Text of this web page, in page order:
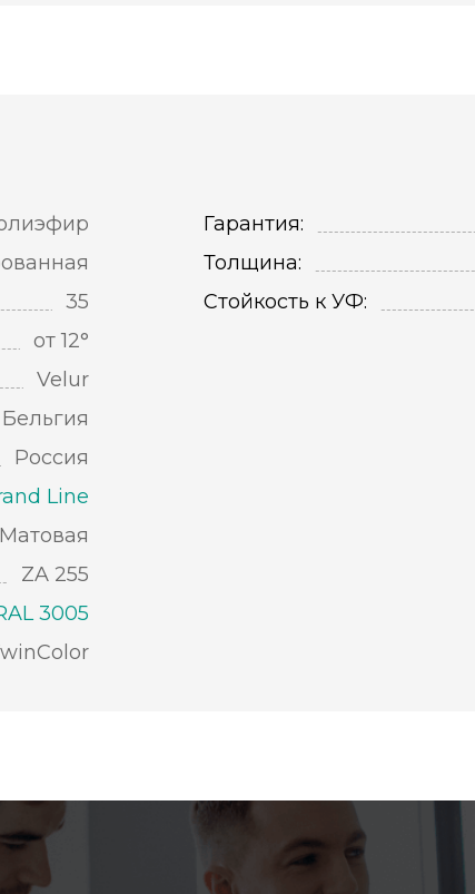
35
от 12°
Velur
Бельгия
Россия
Line
Матовая
ZA 255
3005
Гарантия:
Толщина:
Стойкость к УФ: